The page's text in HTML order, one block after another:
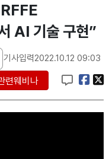
AI 기술 구현”
기사입력2022.10.12 09:03
련웨비나